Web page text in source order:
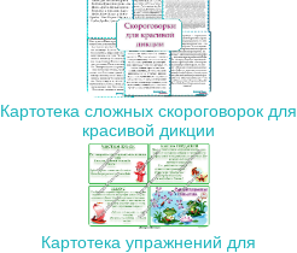
Картотека сложных скороговорок для
красивой дикции
Картотека упражнений для